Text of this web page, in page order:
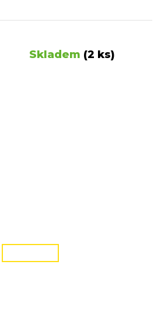
Skladem (2 ks)